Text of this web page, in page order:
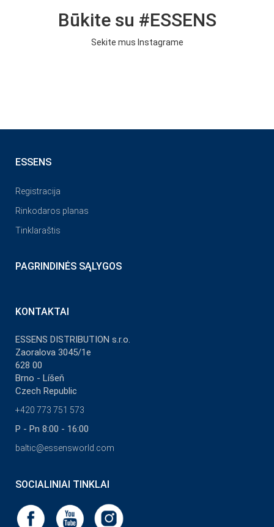
Būkite su #ESSENS
Sekite mus Instagrame
ESSENS
Registracija
Rinkodaros planas
Tinklaraštis
PAGRINDINĖS SĄLYGOS
KONTAKTAI
ESSENS DISTRIBUTION s.r.o.
Zaoralova 3045/1e
628 00
Brno - Líšeň
Czech Republic
+420 773 751 573
P - Pn 8:00 - 16:00
baltic@essensworld.com
SOCIALINIAI TINKLAI